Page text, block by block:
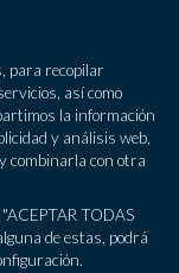
para recopilar
así como
la información
y análisis web,
combinarla con otra
TODAS
de estas, podrá